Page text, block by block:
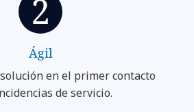
Ágil
en el primer contacto
de servicio.